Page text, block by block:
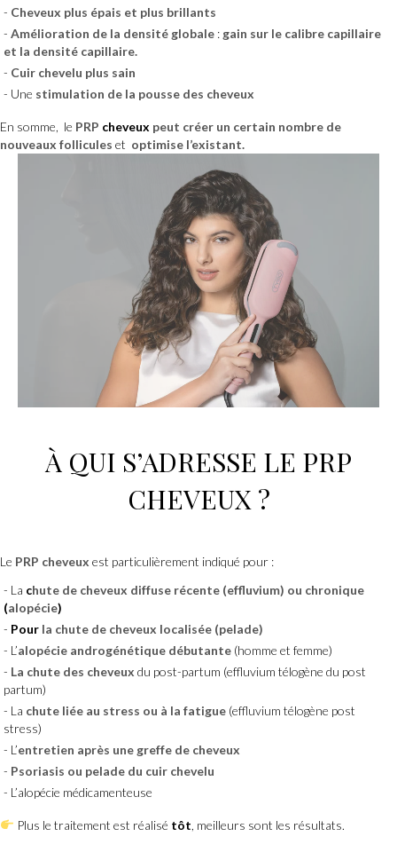
Cheveux plus épais et plus brillants
Amélioration de la densité globale : gain sur le calibre capillaire
et la densité capillaire.
Cuir chevelu plus sain
Une stimulation de la pousse des cheveux
En somme, le PRP cheveux peut créer un certain nombre de
nouveaux follicules et optimise l’existant.
À QUI S’ADRESSE LE PRP
CHEVEUX ?
Le PRP cheveux est particulièrement indiqué pour :
La chute de cheveux diffuse récente (effluvium) ou chronique
(alopécie)
Pour la chute de cheveux localisée (pelade)
L’alopécie androgénétique débutante (homme et femme)
La chute des cheveux du post-partum (effluvium télogène du post
partum)
La chute liée au stress ou à la fatigue (effluvium télogène post
stress)
L’entretien après une greffe de cheveux
Psoriasis ou pelade du cuir chevelu
L’alopécie médicamenteuse
Plus le traitement est réalisé tôt, meilleurs sont les résultats.